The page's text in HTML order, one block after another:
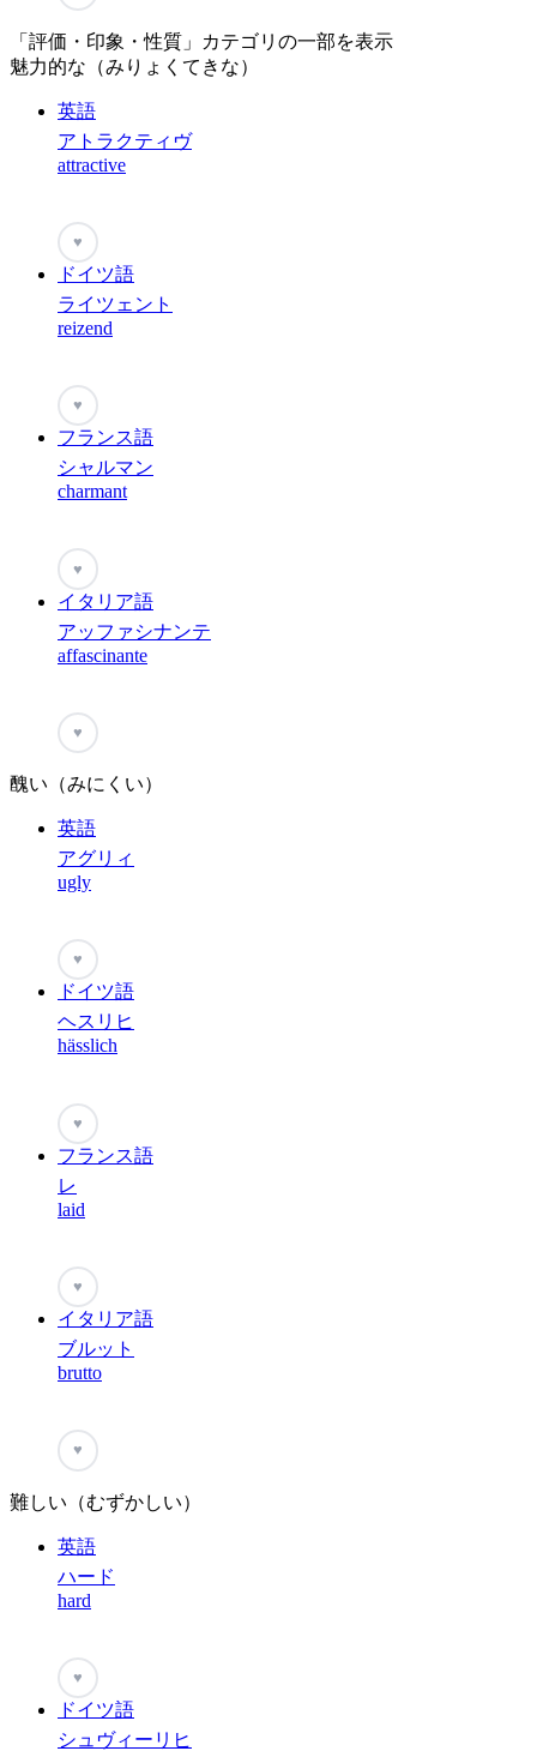
「評価・印象・性質」カテゴリの一部を表示
魅力的な（みりょくてきな）
英語
アトラクティヴ
attractive
♥
ドイツ語
ライツェント
reizend
♥
フランス語
シャルマン
charmant
♥
イタリア語
アッファシナンテ
affascinante
♥
醜い（みにくい）
英語
アグリィ
ugly
♥
ドイツ語
ヘスリヒ
hässlich
♥
フランス語
レ
laid
♥
イタリア語
ブルット
brutto
♥
難しい（むずかしい）
英語
ハード
hard
♥
ドイツ語
シュヴィーリヒ